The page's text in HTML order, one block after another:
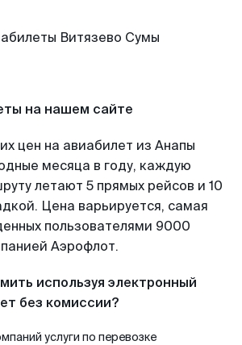
на нашем сайте
цен на авиабилет из Анапы
месяца в году, каждую
летают 5 прямых рейсов и 10
Цена варьируется, самая
пользователями 9000
Аэрофлот.
используя электронный
без комиссии?
услуги по перевозке